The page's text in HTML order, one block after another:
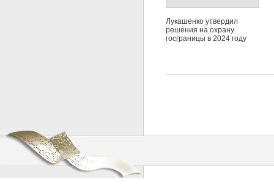
Лукашенко утвердил
решения на охрану
госграницы в 2024 году